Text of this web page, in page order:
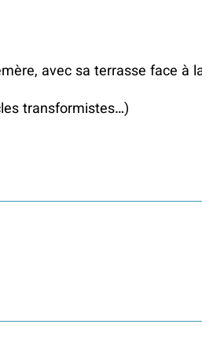
avec sa terrasse face à
transformistes…)